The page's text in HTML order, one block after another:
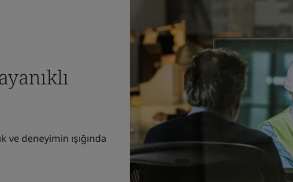
ve deneyimin ışığında